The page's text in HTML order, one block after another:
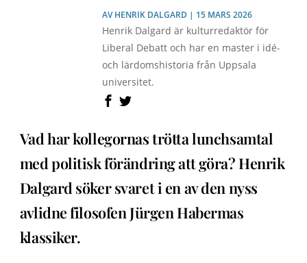
AVHENRIK DALGARD | 15 MARS 2026
Henrik Dalgard är kulturredaktör för
Liberal Debatt och har en master i idé-
och lärdomshistoria från Uppsala
universitet.
Vad har kollegornas trötta lunchsamtal
med politisk förändring att göra? Henrik
Dalgard söker svaret i en av den nyss
avlidne filosofen Jürgen Habermas
klassiker.